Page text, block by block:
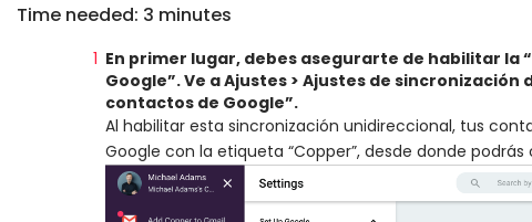
Time needed: 3 minutes
En primer lugar, debes asegurarte de habilitar
Google”. Ve a Ajustes > Ajustes de
contactos de Google”.
Al habilitar esta sincronización unidireccional, tus
Google con la etiqueta “Copper”, desde donde